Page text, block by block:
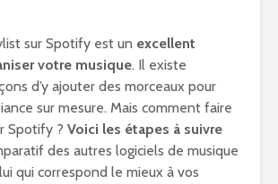
sur Spotify est un excellent
votre musique. Il existe
d’y ajouter des morceaux pour
sur mesure. Mais comment faire
Spotify ? Voici les étapes à suivre
des autres logiciels de musique
qui correspond le mieux à vos